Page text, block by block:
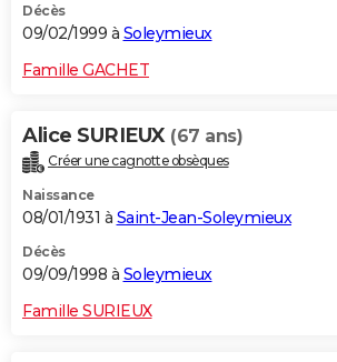
Décès
09/02/1999 à Soleymieux
Famille GACHET
Alice SURIEUX (67 ans)
Créer une cagnotte obsèques
Naissance
08/01/1931 à Saint-Jean-Soleymieux
Décès
09/09/1998 à Soleymieux
Famille SURIEUX